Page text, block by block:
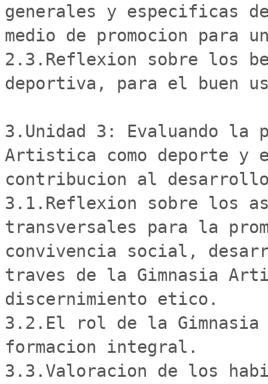
generales y especificas
medio de promocion para
2.3.Reflexion sobre los
deportiva, para el buen
3.Unidad 3: Evaluando la
Artistica como deporte y
contribucion al
3.1.Reflexion sobre los
transversales para la
convivencia social,
traves de la Gimnasia
discernimiento etico.
3.2.El rol de la Gimnasia
formacion integral.
3.3.Valoracion de los